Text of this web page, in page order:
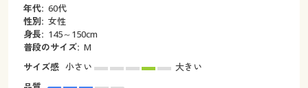
年代: 60代
性別: 女性
身長: 145～150cm
普段のサイズ: M
サイズ感 小さい
大きい